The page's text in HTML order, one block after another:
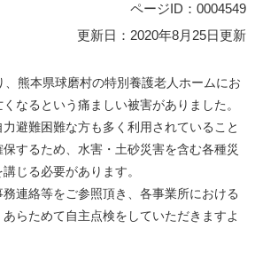
ページID：0004549
更新日：2020年8月25日更新
熊本県球磨村の特別養護老人ホームにお
なるという痛ましい被害がありました。
避難困難な方も多く利用されていること
するため、水害・土砂災害を含む各種災
じる必要があります。
連絡等をご参照頂き、各事業所における
らためて自主点検をしていただきますよ